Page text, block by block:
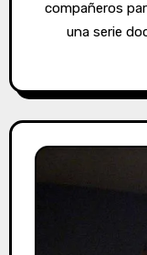
compañeros
una serie